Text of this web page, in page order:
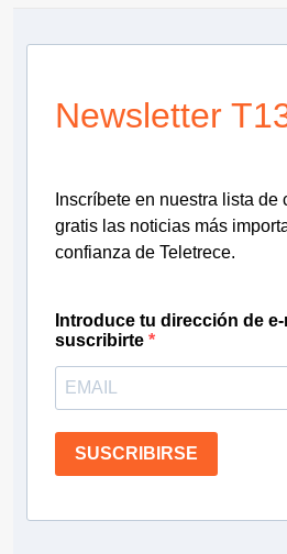
Newsletter
Inscríbete en nuestra lista de
gratis las noticias más
confianza de Teletrece.
Introduce tu dirección de
suscribirte
SUSCRIBIRSE